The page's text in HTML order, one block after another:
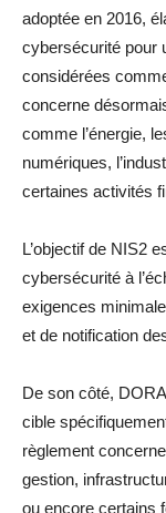
adoptée en 2016,
cybersécurité pour
considérées
concerne
comme l’énergie,
numériques,
certaines activités
L’objectif de NIS2
cybersécurité à
exigences
et de notification
De son côté,
cible
règlement
gestion,
ou encore certains